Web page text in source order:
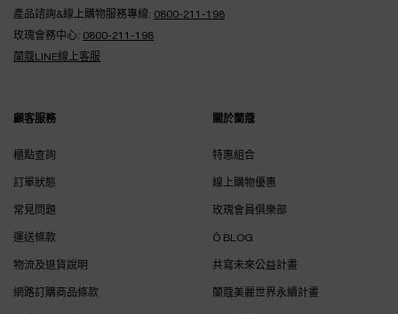
產品諮詢&線上購物服務專線: 0800-211-198
玫瑰會務中心: 0800-211-198
蘭蔻LINE線上客服
顧客服務
櫃點查詢
訂單狀態
常見問題
運送條款
物流及退貨說明
網路訂購商品條款
關於蘭蔻
特惠組合
線上購物優惠
玫瑰會員俱樂部
Ô BLOG
共寫未來公益計畫
蘭蔻美麗世界永續計畫